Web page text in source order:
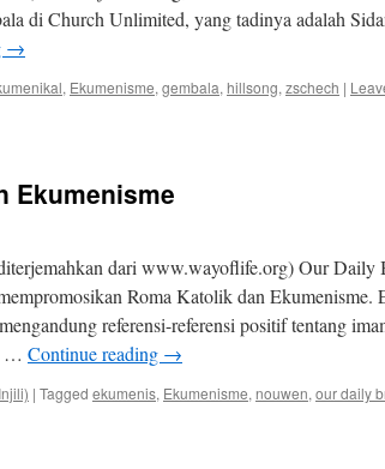
di Church Unlimited, yang tadinya adalah
→
, Ekumenisme, gembala, hillsong, zschech |
Ekumenisme
dari www.wayoflife.org) Our Daily
Roma Katolik dan Ekumenisme.
referensi-referensi positif tentang
… Continue reading →
| Tagged ekumenis, Ekumenisme, nouwen, our daily